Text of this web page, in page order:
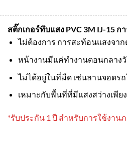
สติ๊กเกอร์ทึบแสง PVC 3M IJ-15 ก
ไม่ต้องการ การสะท้อนแสงจาก
หน้างานมีแค่ทำงานตอนกลาง
ไม่ได้อยู่ในที่มืด เช่นลานจอดร
เหมาะกับพื้นที่ที่มีแสงสว่างเพีย
*รับประกัน 1 ปี สำหรับการใช้งาน